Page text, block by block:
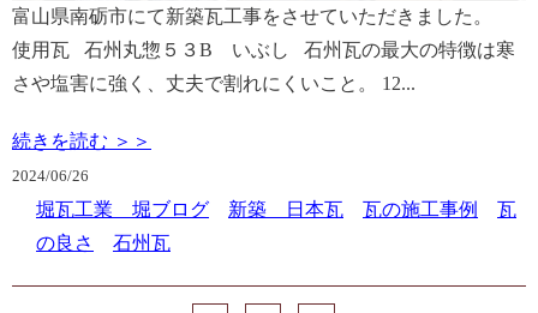
富山県南砺市にて新築瓦工事をさせていただきました。
使用瓦 石州丸惣５３B いぶし 石州瓦の最大の特徴は寒
さや塩害に強く、丈夫で割れにくいこと。 12...
続きを読む ＞＞
2024/06/26
堀瓦工業 堀ブログ 新築 日本瓦 瓦の施工事例
瓦
の良さ
石州瓦